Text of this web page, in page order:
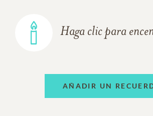
Haga clic para
AÑADIR UN